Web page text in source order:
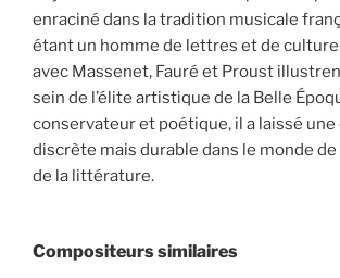
enraciné dans la tradition musicale
étant un homme de lettres et de
avec Massenet, Fauré et Proust
sein de l’élite artistique de la Belle
conservateur et poétique, il a laissé
discrète mais durable dans le monde
de la littérature.
Compositeurs similaires